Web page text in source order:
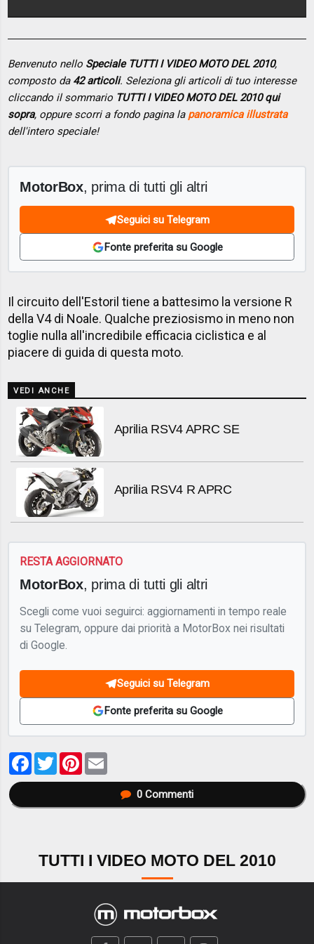
Benvenuto nello Speciale TUTTI I VIDEO MOTO DEL 2010,
composto da 42 articoli. Seleziona gli articoli di tuo interesse
cliccando il sommario TUTTI I VIDEO MOTO DEL 2010 qui
sopra, oppure scorri a fondo pagina la panoramica illustrata
dell'intero speciale!
MotorBox, prima di tutti gli altri
Seguici su Telegram
Fonte preferita su Google
Il circuito dell'Estoril tiene a battesimo la versione R
della V4 di Noale. Qualche preziosismo in meno non
toglie nulla all'incredibile efficacia ciclistica e al
piacere di guida di questa moto.
VEDI ANCHE
Aprilia RSV4 APRC SE
Aprilia RSV4 R APRC
RESTA AGGIORNATO
MotorBox, prima di tutti gli altri
Scegli come vuoi seguirci: aggiornamenti in tempo reale
su Telegram, oppure dai priorità a MotorBox nei risultati
di Google.
Seguici su Telegram
Fonte preferita su Google
Facebook
TwitterPinterest
0Commenti
TUTTI I VIDEO MOTO DEL 2010